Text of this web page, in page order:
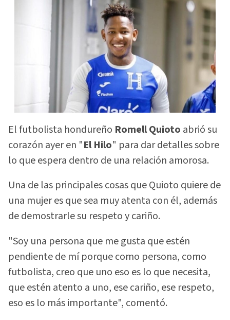
El futbolista hondureño Romell Quioto abrió su
corazón ayer en "El Hilo" para dar detalles sobre
lo que espera dentro de una relación amorosa.
Una de las principales cosas que Quioto quiere de
una mujer es que sea muy atenta con él, además
de demostrarle su respeto y cariño.
"Soy una persona que me gusta que estén
pendiente de mí porque como persona, como
futbolista, creo que uno eso es lo que necesita,
que estén atento a uno, ese cariño, ese respeto,
eso es lo más importante", comentó.